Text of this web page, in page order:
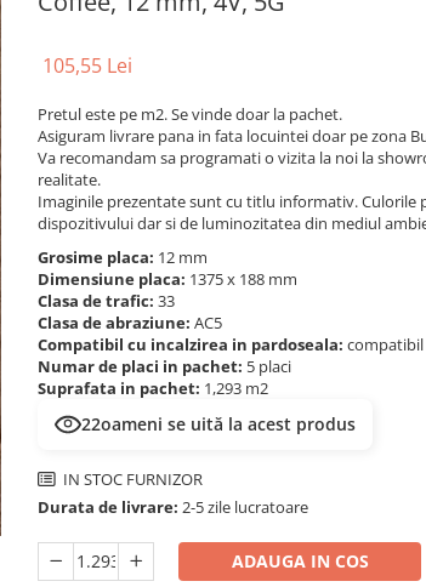
105,55 Lei
Pretul este pe m2. Se vinde doar la pachet.
Asiguram livrare pana in fata locuintei doar pe zona
Va recomandam sa programati o vizita la noi la
realitate.
Imaginile prezentate sunt cu titlu informativ. Culorile
dispozitivului dar si de luminozitatea din mediul
Grosime placa: 12 mm
Dimensiune placa: 1375 x 188 mm
Clasa de trafic: 33
Clasa de abraziune: AC5
Compatibil cu incalzirea in pardoseala: compatibil
Numar de placi in pachet: 5 placi
Suprafata in pachet: 1,293 m2
22oameni se uită la acest produs
IN STOC FURNIZOR
Durata de livrare: 2-5 zile lucratoare
ADAUGA IN COS